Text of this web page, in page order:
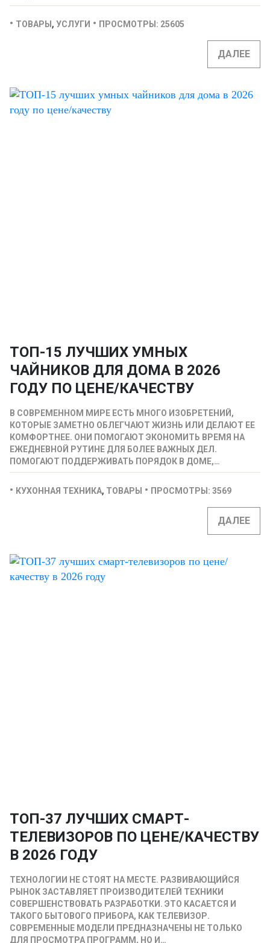
ТОВАРЫ , УСЛУГИ ПРОСМОТРЫ: 25605
ДАЛЕЕ
ТОП-15 ЛУЧШИХ УМНЫХ
ЧАЙНИКОВ ДЛЯ ДОМА В 2026
ГОДУ ПО ЦЕНЕ/КАЧЕСТВУ
В СОВРЕМЕННОМ МИРЕ ЕСТЬ МНОГО ИЗОБРЕТЕНИЙ,
КОТОРЫЕ ЗАМЕТНО ОБЛЕГЧАЮТ ЖИЗНЬ ИЛИ ДЕЛАЮТ ЕЕ
КОМФОРТНЕЕ. ОНИ ПОМОГАЮТ ЭКОНОМИТЬ ВРЕМЯ НА
ЕЖЕДНЕВНОЙ РУТИНЕ ДЛЯ БОЛЕЕ ВАЖНЫХ ДЕЛ.
ПОМОГАЮТ ПОДДЕРЖИВАТЬ ПОРЯДОК В ДОМЕ,…
КУХОННАЯ ТЕХНИКА, ТОВАРЫ ПРОСМОТРЫ: 3569
ДАЛЕЕ
ТОП-37 ЛУЧШИХ СМАРТ-
ТЕЛЕВИЗОРОВ ПО ЦЕНЕ/КАЧЕСТВУ
В 2026 ГОДУ
ТЕХНОЛОГИИ НЕ СТОЯТ НА МЕСТЕ. РАЗВИВАЮЩИЙСЯ
РЫНОК ЗАСТАВЛЯЕТ ПРОИЗВОДИТЕЛЕЙ ТЕХНИКИ
СОВЕРШЕНСТВОВАТЬ РАЗРАБОТКИ. ЭТО КАСАЕТСЯ И
ТАКОГО БЫТОВОГО ПРИБОРА, КАК ТЕЛЕВИЗОР.
СОВРЕМЕННЫЕ МОДЕЛИ ПРЕДНАЗНАЧЕНЫ НЕ ТОЛЬКО
ДЛЯ ПРОСМОТРА ПРОГРАММ, НО И…